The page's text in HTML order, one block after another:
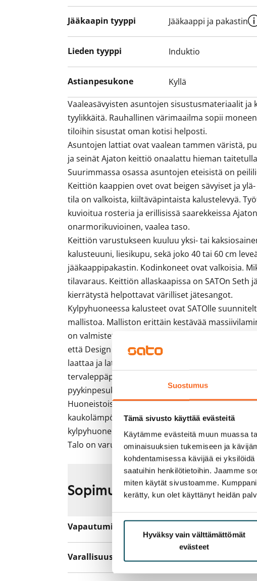
Suostumus
Tämä sivusto käyttää evästeitä
Käytämme evästeitä muun muassa
ominaisuuksien tukemiseen ja
kohdentamisessa kävijää ei
saatuihin henkilötietoihin. Jaamme
miten käytät sivustoamme.
kerätty, kun olet käyttänyt heidän
Hyväksy vain välttämättömät
evästeet
Jääkaapin tyyppi Jääkaappi ja pakastin
Lieden tyyppi Induktio
Astianpesukone
Kyllä
Vaaleasävyisten asuntojen sisustusmateriaalit ja
tyylikkäitä. Rauhallinen värimaailma sopii
tiloihin sisustat oman kotisi helposti.
Asuntojen lattiat ovat vaalean tammen väristä,
ja seinät Ajaton keittiö onaalattu hieman
Suurimmassa osassa asuntojen eteisistä on
Keittiön kaappien ovet ovat beigen sävyiset ja
tila on valkoista, kiiltäväpintaista kalustelevyä.
kuvioitua rosteria ja erillisissä saarekkeissa
onarmorikuvioinen, vaalea taso.
Keittiön varustukseen kuuluu yksi- tai
kalusteuuni, liesikupu, sekä joko 40 tai 60 cm
jääkaappipakastin. Kodinkoneet ovat valkoisia.
tilavaraus. Keittiön allaskaapissa on SATOn Seth
kierrätystä helpottavat värilliset jätesangot.
Kylpyhuoneessa kalusteet ovat SATOlle
mallistoa. Malliston erittäin kestävää
on valmistettu Suomessa ja niille Ajaton keittiö
että Design from Finland -merkki. Kylpyhuoneen
laattaa ja lattian laatoituksen sävy on harmaa.
tervaleppäpaneelia. Kylpyhuoneessa on
pyykinpesukoneelle että kuivausrummulle.
Huoneistoissa on koneellinen tulo-
kaukolämpö ja huoneistokohtainen vedenmittaus.
kylpyhuoneessa on kiinteät valaisimet ja
Talo on varustettu iLOQ-lukituksella ja ovissa on
Sopimus ja maksut
Vapautuminen
Varallisuusrajat